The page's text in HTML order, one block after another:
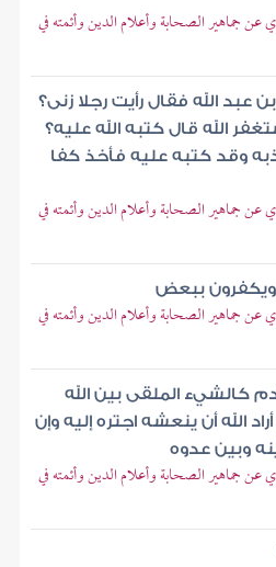
جماهير الصحابة وأعلام الدين وأئمته في
عبد الله فقال رأيت رجلا زنى؟
الله قال كتبه الله عليه؟
وقد كتبه عليه فأخذ كفا
جماهير الصحابة وأعلام الدين وأئمته في
ويكفرون ببعض
جماهير الصحابة وأعلام الدين وأئمته في
كالشيء الملقى بين الله
الله أن ينعشه اجتره إليه وإن
وبين عدوه
جماهير الصحابة وأعلام الدين وأئمته في